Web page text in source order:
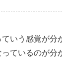
いう感覚が分
ているのが分